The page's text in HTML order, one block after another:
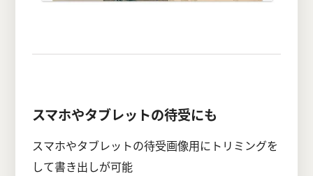
スマホやタブレットの待受にも
スマホやタブレットの待受画像用にトリミングを
して書き出しが可能